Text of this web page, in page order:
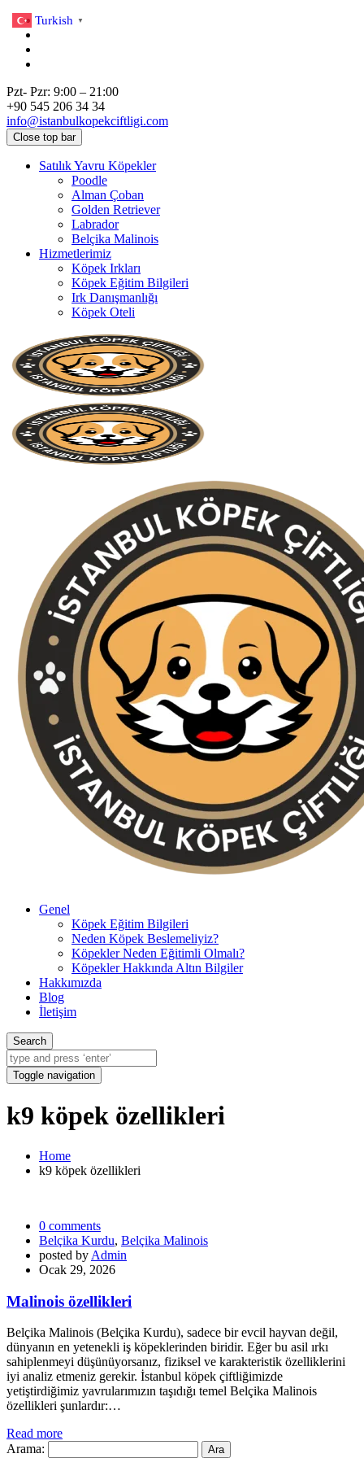
Pzt- Pzr: 9:00 – 21:00
+90 545 206 34 34
info@istanbulkopekciftligi.com
Close top bar
Satılık Yavru Köpekler
Poodle
Alman Çoban
Golden Retriever
Labrador
Belçika Malinois
Hizmetlerimiz
Köpek Irkları
Köpek Eğitim Bilgileri
Irk Danışmanlığı
Köpek Oteli
Genel
Köpek Eğitim Bilgileri
Neden Köpek Beslemeliyiz?
Köpekler Neden Eğitimli Olmalı?
Köpekler Hakkında Altın Bilgiler
Hakkımızda
Blog
İletişim
Search
Toggle navigation
k9 köpek özellikleri
Home
k9 köpek özellikleri
0 comments
Belçika Kurdu, Belçika Malinois
posted by Admin
Ocak 29, 2026
Malinois özellikleri
Belçika Malinois (Belçika Kurdu), sadece bir evcil hayvan değil,
dünyanın en yetenekli iş köpeklerinden biridir. Eğer bu asil ırkı
sahiplenmeyi düşünüyorsanız, fiziksel ve karakteristik özelliklerini
iyi analiz etmeniz gerekir. İstanbul köpek çiftliğimizde
yetiştirdiğimiz yavrularımızın taşıdığı temel Belçika Malinois
özellikleri şunlardır:…
Read more
Arama:
Turkish ▼